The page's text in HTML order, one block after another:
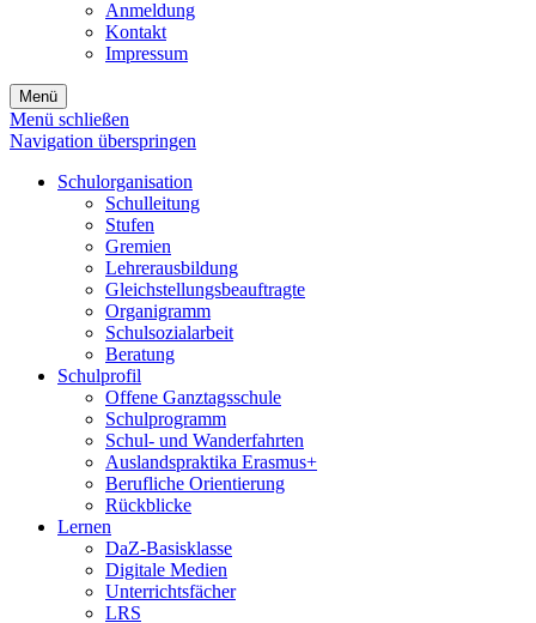
Anmeldung
Kontakt
Impressum
Menü
Menü schließen
Navigation überspringen
Schulorganisation
Schulleitung
Stufen
Gremien
Lehrerausbildung
Gleichstellungsbeauftragte
Organigramm
Schulsozialarbeit
Beratung
Schulprofil
Offene Ganztagsschule
Schulprogramm
Schul- und Wanderfahrten
Auslandspraktika Erasmus+
Berufliche Orientierung
Rückblicke
Lernen
DaZ-Basisklasse
Digitale Medien
Unterrichtsfächer
LRS